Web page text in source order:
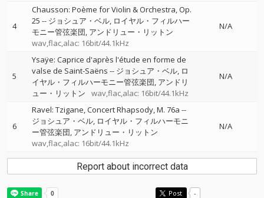
4
Chausson: Poème for Violin & Orchestra, Op.
25 -- ジョシュア・ベル ロイヤル・フィルハー
モニー管弦楽団 アンドリュー・リットン
wav,flac,alac: 16bit/44.1kHz
N/A
5
Ysaÿe: Caprice d'après l'étude en forme de
valse de Saint-Saëns -- ジョシュア・ベル ロ
イヤル・フィルハーモニー管弦楽団 アンドリ
ュー・リットン
wav,flac,alac: 16bit/44.1kHz
N/A
6
Ravel: Tzigane, Concert Rhapsody, M. 76a --
ジョシュア・ベル ロイヤル・フィルハーモニ
ー管弦楽団 アンドリュー・リットン
wav,flac,alac: 16bit/44.1kHz
N/A
Report about incorrect data
Post -